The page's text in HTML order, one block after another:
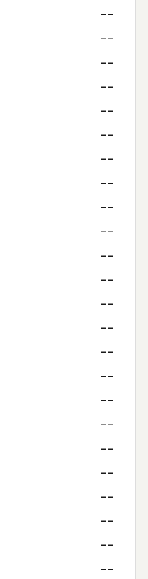
--
--
--
--
--
--
--
--
--
--
--
--
--
--
--
--
--
--
--
--
--
--
--
--